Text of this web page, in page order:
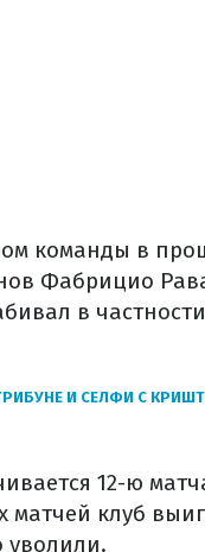
команды в
Фабрицио
в
И СЕЛФИ С
12-ю
матчей клуб
уволили.